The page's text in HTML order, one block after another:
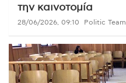
την καινοτομία
28/06/2026, 09:10 Politic Team